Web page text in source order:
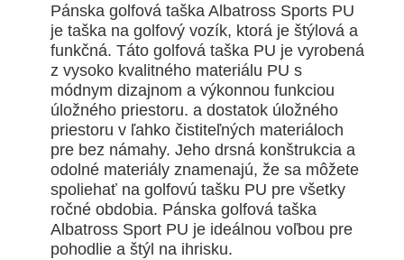
Pánska golfová taška Albatross Sports PU
je taška na golfový vozík, ktorá je štýlová a
funkčná. Táto golfová taška PU je vyrobená
z vysoko kvalitného materiálu PU s
módnym dizajnom a výkonnou funkciou
úložného priestoru. a dostatok úložného
priestoru v ľahko čistiteľných materiáloch
pre bez námahy. Jeho drsná konštrukcia a
odolné materiály znamenajú, že sa môžete
spoliehať na golfovú tašku PU pre všetky
ročné obdobia. Pánska golfová taška
Albatross Sport PU je ideálnou voľbou pre
pohodlie a štýl na ihrisku.